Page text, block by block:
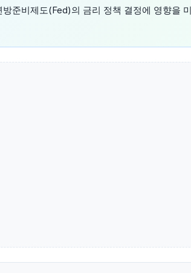
준비제도(Fed)의 금리 정책 결정에 영향을